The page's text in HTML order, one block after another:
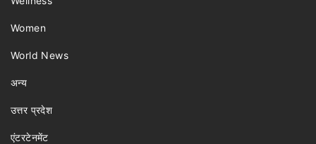
Women
World News
अन्य
उत्तर प्रदेश
एंटरटेनमेंट